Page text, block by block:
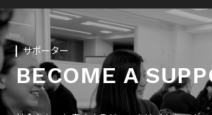
サポーター
BECOME A